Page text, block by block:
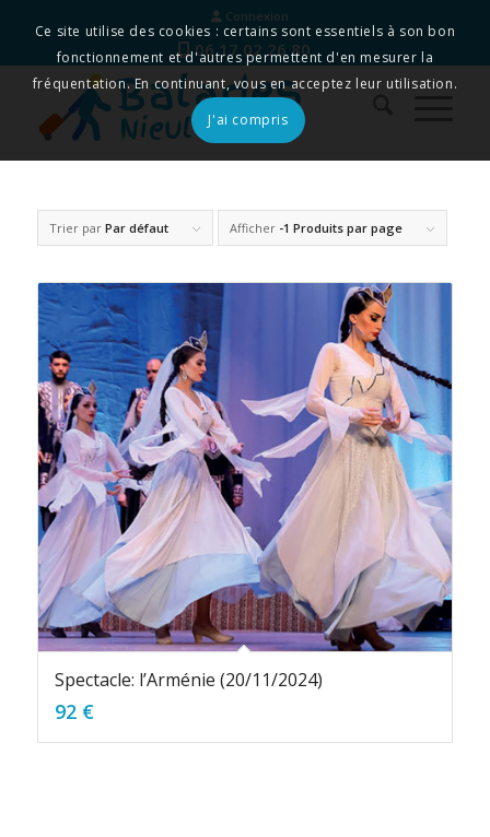
Connexion
06 17 02 26 80
Trier par Par défaut Afficher -1 Produits par page
Spectacle: l’Arménie (20/11/2024)
92 €
Ce site utilise des cookies : certains sont essentiels à son bon
fonctionnement et d'autres permettent d'en mesurer la
fréquentation. En continuant, vous en acceptez leur utilisation.
J'ai compris